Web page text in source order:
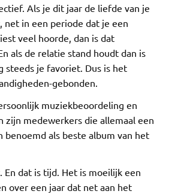
Als je dit jaar de liefde van je
in een periode dat je een
veel hoorde, dan is dat
als de relatie stand houdt dan is
steeds je favoriet. Dus is het
gebonden.
muziekbeoordeling en
zijn medewerkers die allemaal een
benoemd als beste album van het
En dat is tijd. Het is moeilijk een
over een jaar dat net aan het